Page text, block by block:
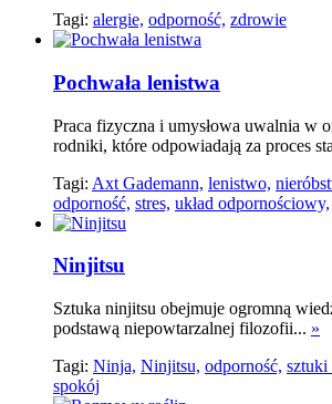
Tagi: alergie, odporność, zdrowie
Pochwała lenistwa
Praca fizyczna i umysłowa uwalnia w
rodniki, które odpowiadają za proces
Tagi: Axt Gademann, lenistwo,
odporność, stres, układ odpornościowy,
Ninjitsu
Sztuka ninjitsu obejmuje ogromną
podstawą niepowtarzalnej filozofii... »
Tagi: Ninja, Ninjitsu, odporność,
spokój